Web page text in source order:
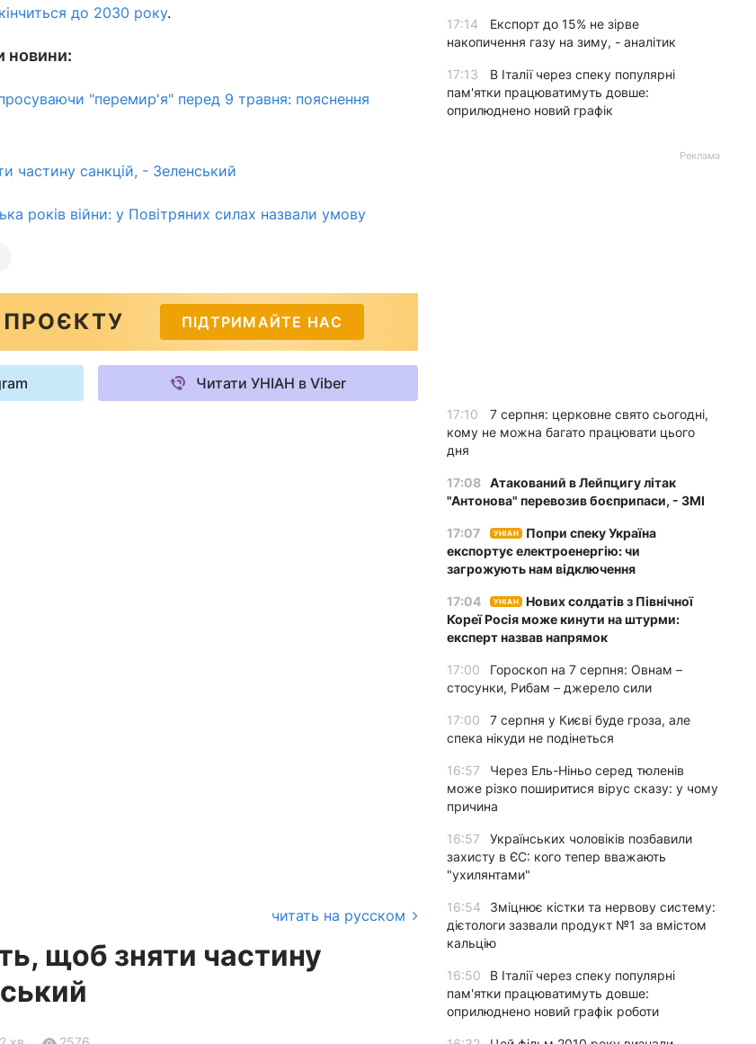
до 2030 року.
новини:
"перемир'я" перед 9 травня: пояснення
частину санкцій, - Зеленський
років війни: у Повітряних силах назвали умову
ПІДТРИМАЙТЕ НАС
Читати УНІАН в Viber
читать на русском
щоб зняти частину
17:14
Експорт до 15% не зірве
накопичення газу на зиму, - аналітик
17:13
В Італії через спеку популярні
пам'ятки працюватимуть довше:
оприлюднено новий графік
Реклама
17:10
7 серпня: церковне свято сьогодні,
кому не можна багато працювати цього
дня
17:08 Атакований в Лейпцигу літак
"Антонова" перевозив боєприпаси, - ЗМІ
17:07 УНІАН
Попри спеку Україна
експортує електроенергію: чи
загрожують нам відключення
17:04 УНІАН
Нових солдатів з Північної
Кореї Росія може кинути на штурми:
експерт назвав напрямок
17:00
Гороскоп на 7 серпня: Овнам –
стосунки, Рибам – джерело сили
17:00
7 серпня у Києві буде гроза, але
спека нікуди не подінеться
16:57
Через Ель-Ніньо серед тюленів
може різко поширитися вірус сказу: у чому
причина
16:57
Українських чоловіків позбавили
захисту в ЄС: кого тепер вважають
"ухилянтами"
16:54
Зміцнює кістки та нервову систему:
дієтологи зазвали продукт №1 за вмістом
кальцію
16:50
В Італії через спеку популярні
пам'ятки працюватимуть довше:
оприлюднено новий графік роботи